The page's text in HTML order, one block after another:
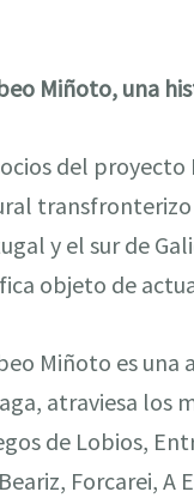
Miñoto, una
del
transfronterizo
y el sur de
objeto de
Miñoto es
atraviesa los
de Lobios,
Forcarei,